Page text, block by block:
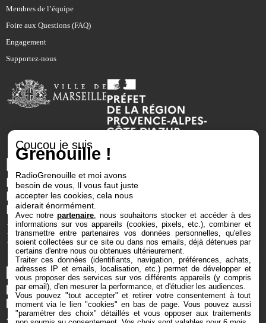
Membres de l’équipe
Foire aux Questions (FAQ)
Engagement
Supportez-nous
Coucou je suis
Grenouille !
RadioGrenouille et moi avons
besoin de vous, Il vous faut juste
accepter les cookies, cela nous
aiderait énormément.
Avec notrepartenaire , nous souhaitons stocker et accéder à des
informations sur vos appareils (cookies, pixels, etc.), combiner et
transmettre entre partenaires vos données personnelles, qu'elles
soient collectées sur ce site ou dans nos emails, déjà détenues par
certains d'entre nous ou obtenues ultérieurement.
Traiter ces données (identifiants, navigation, préférences, achats,
adresses IP et emails, localisation, etc.) permet de développer et
vous proposer des services sur vos différents appareils (y compris
par email), d'en mesurer la performance, et d'étudier les audiences.
Vous pouvez "tout accepter" et retirer votre consentement à tout
moment via le lien "cookies" en bas de page. Vous pouvez aussi
"paramétrer des choix" détaillés et vous opposer aux traitements